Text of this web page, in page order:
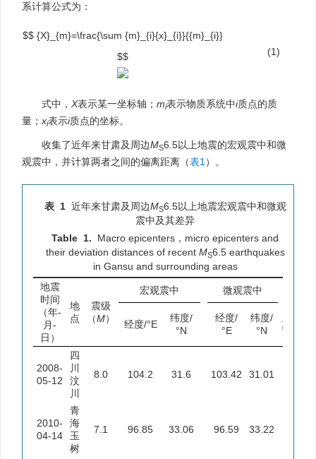
系计算公式为：
$$ {X}_{m}=\frac{\sum {m}_{i}{x}_{i}}{{m}_{i}}
$$
(1)
式中， X表示某一坐标轴； mi表示物质系统中i质点的质
量； xi表示i质点的坐标。
收集了近年来甘肃及周边MS6.5以上地震的宏观震中和微
观震中，并计算两者之间的偏离距离（表1 ）。
表 1 近年来甘肃及周边MS6.5以上地震宏观震中和微观
震中及其差异
Table 1.
Macro epicenters，micro epicenters and
their deviation distances of recent MS6.5 earthquakes
in Gansu and surrounding areas
地震
时间
（年-
月-
日）
地
点
震级
（M）
宏观震中
微观震中
离/km
经度/°E
纬度/
°N
经度/
°E
纬度/
°N
2008-
05-12
四
川
汶
川
8.0 104.2 31.6 103.42 31.01
2010-
04-14
青
海
玉
树
7.1 96.85 33.06 96.59 33.22